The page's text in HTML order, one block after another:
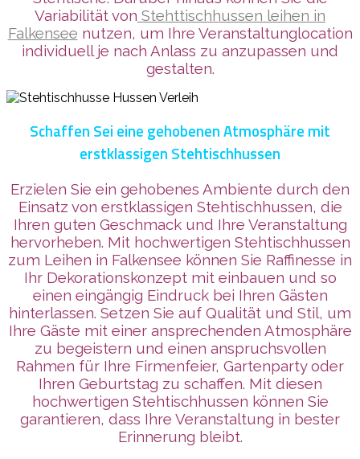
Variabilitätvon Stehttischhussen leihen in
Falkensee nutzen, um Ihre Veranstaltunglocation
individuell je nach Anlass zu anzupassen und
gestalten.
Schaffen Sei eine gehobenen Atmosphäre mit
erstklassigen Stehtischhussen
Erzielen Sie ein gehobenes Ambiente durch den
Einsatz von erstklassigen Stehtischhussen, die
Ihren guten Geschmack und Ihre Veranstaltung
hervorheben. Mit hochwertigen Stehtischhussen
zum Leihen in Falkensee können Sie Raffinesse in
Ihr Dekorationskonzept mit einbauen und so
einen eingängig Eindruck bei Ihren Gästen
hinterlassen. Setzen Sie auf Qualität und Stil, um
Ihre Gäste mit einer ansprechenden Atmosphäre
zu begeistern und einen anspruchsvollen
Rahmen für Ihre Firmenfeier, Gartenparty oder
Ihren Geburtstag zu schaffen. Mit diesen
hochwertigen Stehtischhussen können Sie
garantieren, dass Ihre Veranstaltung in bester
Erinnerung bleibt.